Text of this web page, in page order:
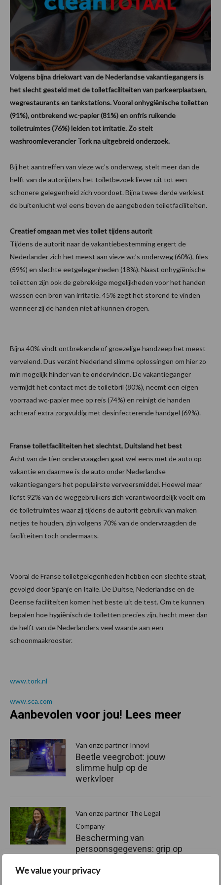
We value your privacy
Volgens bijna driekwart van de Nederlandse vakantiegangers is
het slecht gesteld met de toiletfaciliteiten van parkeerplaatsen,
wegrestaurants en tankstations. Vooral onhygiënische toiletten
(91%), ontbrekend wc-papier (81%) en onfris ruikende
toiletruimtes (76%) leiden tot irritatie. Zo stelt
washroomleverancier Tork na uitgebreid onderzoek.
Bij het aantreffen van vieze wc’s onderweg, stelt meer dan de
helft van de autorijders het toiletbezoek liever uit tot een
schonere gelegenheid zich voordoet. Bijna twee derde verkiest
de buitenlucht wel eens boven de aangeboden toiletfaciliteiten.
Creatief omgaan met vies toilet tijdens autorit
Tijdens de autorit naar de vakantiebestemming ergert de
Nederlander zich het meest aan vieze wc’s onderweg (60%), files
(59%) en slechte eetgelegenheden (18%). Naast onhygiënische
toiletten zijn ook de gebrekkige mogelijkheden voor het handen
wassen een bron van irritatie. 45% zegt het storend te vinden
wanneer zij de handen niet af kunnen drogen.
Bijna 40% vindt ontbrekende of groezelige handzeep het meest
vervelend. Dus verzint Nederland slimme oplossingen om hier zo
min mogelijk hinder van te ondervinden. De vakantieganger
vermijdt het contact met de toiletbril (80%), neemt een eigen
voorraad wc-papier mee op reis (74%) en reinigt de handen
achteraf extra zorgvuldig met desinfecterende handgel (69%).
Franse toiletfaciliteiten het slechtst, Duitsland het best
Acht van de tien ondervraagden gaat wel eens met de auto op
vakantie en daarmee is de auto onder Nederlandse
vakantiegangers het populairste vervoersmiddel. Hoewel maar
liefst 92% van de weggebruikers zich verantwoordelijk voelt om
de toiletruimtes waar zij tijdens de autorit gebruik van maken
netjes te houden, zijn volgens 70% van de ondervraagden de
faciliteiten toch ondermaats.
Vooral de Franse toiletgelegenheden hebben een slechte staat,
gevolgd door Spanje en Italië. De Duitse, Nederlandse en de
Deense faciliteiten komen het beste uit de test. Om te kunnen
bepalen hoe hygiënisch de toiletten precies zijn, hecht meer dan
de helft van de Nederlanders veel waarde aan een
schoonmaakrooster.
www.tork.nl
www.sca.com
Aanbevolen voor jou! Lees meer
Van onze partner Innovi
Beetle veegrobot: jouw
slimme hulp op de
werkvloer
Van onze partner The Legal
Company
Bescherming van
persoonsgegevens: grip op